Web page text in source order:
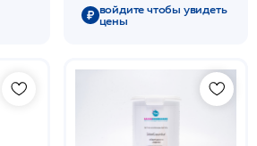
войдите чтобы увидеть
цены